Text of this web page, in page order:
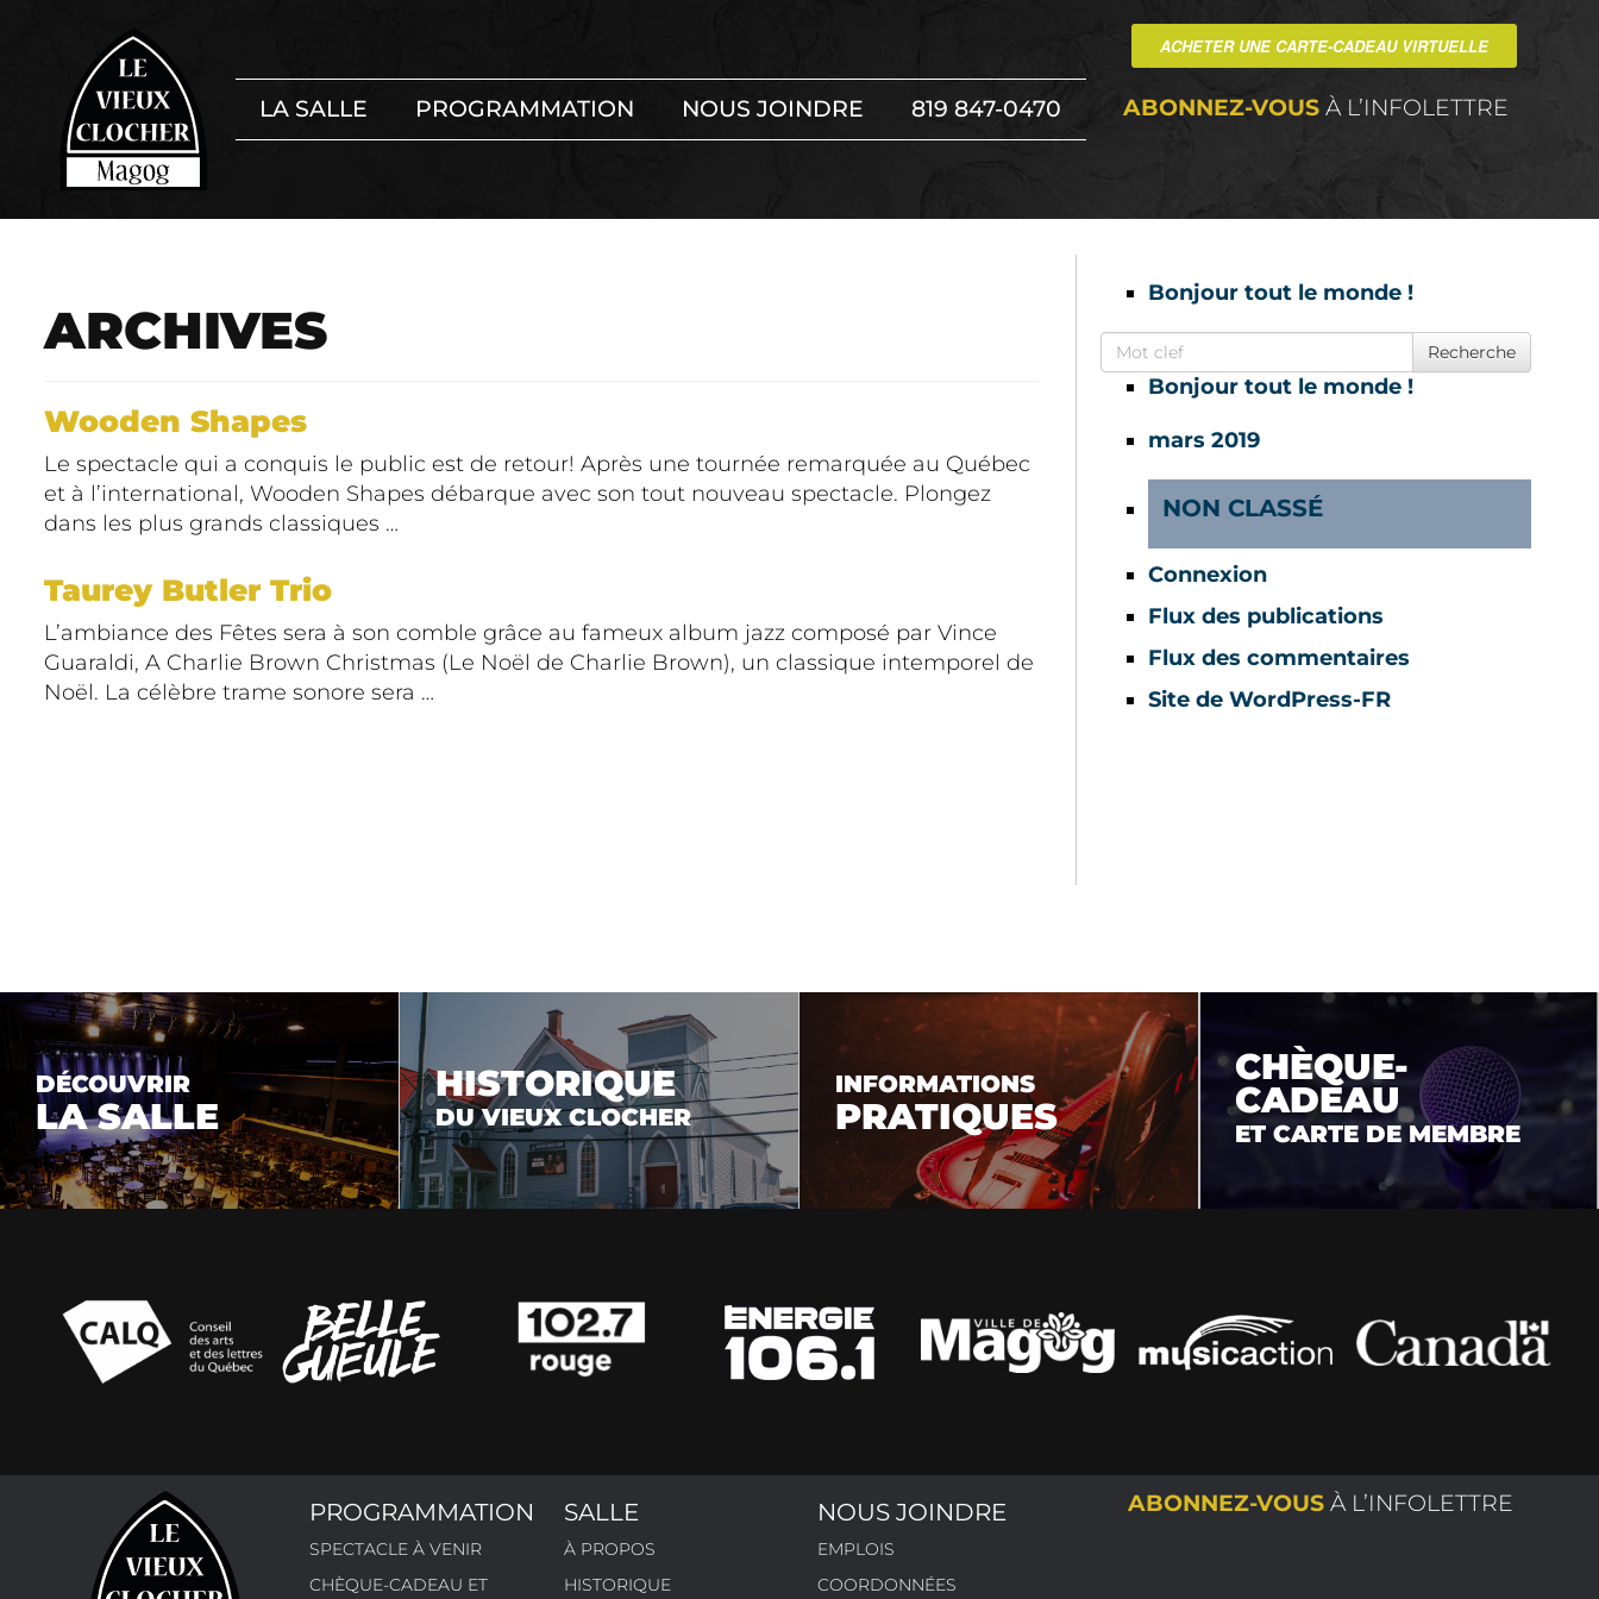
LA SALLE PROGRAMMATION NOUS JOINDRE 819 847-0470
ACHETER UNE CARTE-CADEAU VIRTUELLE
ABONNEZ-VOUS À L’INFOLETTRE
ARCHIVES
Wooden Shapes
Le spectacle qui a conquis le public est de retour! Après une tournée remarquée au Québec
et à l’international, Wooden Shapes débarque avec son tout nouveau spectacle. Plongez
dans les plus grands classiques …
Taurey Butler Trio
L’ambiance des Fêtes sera à son comble grâce au fameux album jazz composé par Vince
Guaraldi, A Charlie Brown Christmas (Le Noël de Charlie Brown), un classique intemporel de
Noël. La célèbre trame sonore sera …
Bonjour tout le monde !
Search for Recherche
Bonjour tout le monde !
mars 2019
NON CLASSÉ
Connexion
Flux des publications
Flux des commentaires
Site de WordPress-FR
DÉCOUVRIR
LA SALLE
HISTORIQUE
DU VIEUX CLOCHER
INFORMATIONS
PRATIQUES
CHÈQUE-
CADEAU
ET CARTE DE MEMBRE
PROGRAMMATION
SPECTACLE À VENIR
CHÈQUE-CADEAU ET
SALLE
À PROPOS
HISTORIQUE
NOUS JOINDRE
EMPLOIS
COORDONNÉES
ABONNEZ-VOUS À L’INFOLETTRE